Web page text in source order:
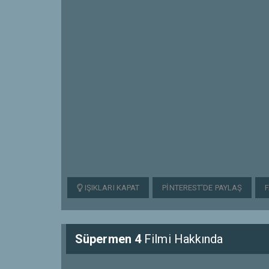
IŞIKLARI KAPAT PINTEREST'DE PAYLAŞ
Süpermen 4Filmi Hakkında